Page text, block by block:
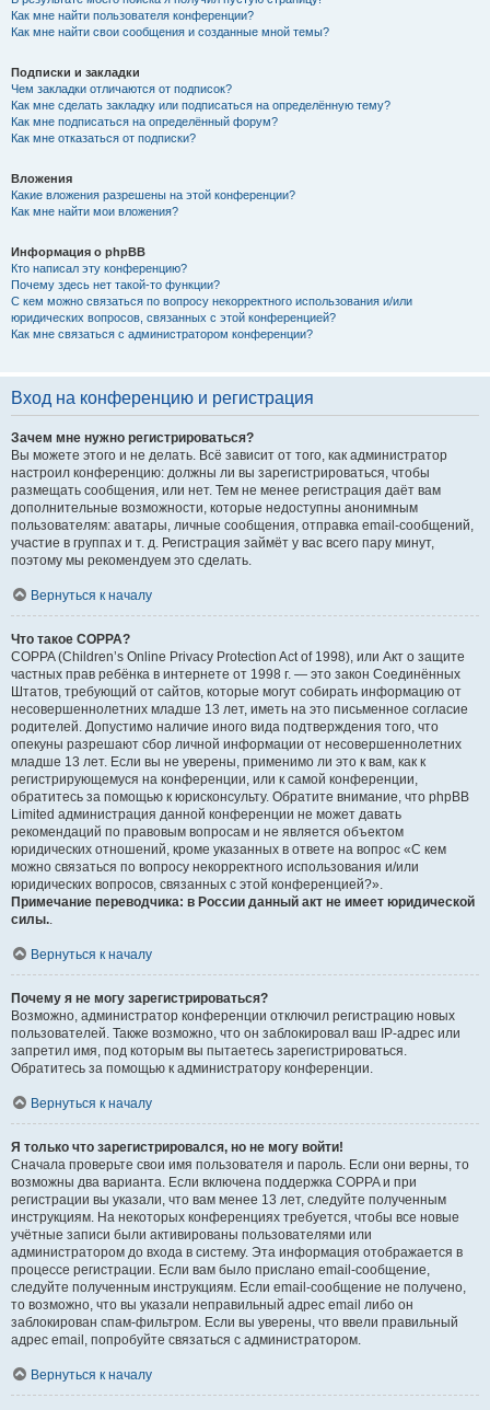
Как мне найти пользователя конференции?
Как мне найти свои сообщения и созданные мной темы?
Подписки и закладки
Чем закладки отличаются от подписок?
Как мне сделать закладку или подписаться на определённую тему?
Как мне подписаться на определённый форум?
Как мне отказаться от подписки?
Вложения
Какие вложения разрешены на этой конференции?
Как мне найти мои вложения?
Информация о phpBB
Кто написал эту конференцию?
Почему здесь нет такой-то функции?
С кем можно связаться по вопросу некорректного использования и/или
юридических вопросов, связанных с этой конференцией?
Как мне связаться с администратором конференции?
Вход на конференцию и регистрация
Зачем мне нужно регистрироваться?
Вы можете этого и не делать. Всё зависит от того, как администратор
настроил конференцию: должны ли вы зарегистрироваться, чтобы
размещать сообщения, или нет. Тем не менее регистрация даёт вам
дополнительные возможности, которые недоступны анонимным
пользователям: аватары, личные сообщения, отправка email-сообщений,
участие в группах и т. д. Регистрация займёт у вас всего пару минут,
поэтому мы рекомендуем это сделать.
Вернуться к началу
Что такое COPPA?
COPPA (Children’s Online Privacy Protection Act of 1998), или Акт о защите
частных прав ребёнка в интернете от 1998 г. — это закон Соединённых
Штатов, требующий от сайтов, которые могут собирать информацию от
несовершеннолетних младше 13 лет, иметь на это письменное согласие
родителей. Допустимо наличие иного вида подтверждения того, что
опекуны разрешают сбор личной информации от несовершеннолетних
младше 13 лет. Если вы не уверены, применимо ли это к вам, как к
регистрирующемуся на конференции, или к самой конференции,
обратитесь за помощью к юрисконсульту. Обратите внимание, что phpBB
Limited администрация данной конференции не может давать
рекомендаций по правовым вопросам и не является объектом
юридических отношений, кроме указанных в ответе на вопрос «С кем
можно связаться по вопросу некорректного использования и/или
юридических вопросов, связанных с этой конференцией?».
Примечание переводчика: в России данный акт не имеет юридической
силы..
Вернуться к началу
Почему я не могу зарегистрироваться?
Возможно, администратор конференции отключил регистрацию новых
пользователей. Также возможно, что он заблокировал ваш IP-адрес или
запретил имя, под которым вы пытаетесь зарегистрироваться.
Обратитесь за помощью к администратору конференции.
Вернуться к началу
Я только что зарегистрировался, но не могу войти!
Сначала проверьте свои имя пользователя и пароль. Если они верны, то
возможны два варианта. Если включена поддержка COPPA и при
регистрации вы указали, что вам менее 13 лет, следуйте полученным
инструкциям. На некоторых конференциях требуется, чтобы все новые
учётные записи были активированы пользователями или
администратором до входа в систему. Эта информация отображается в
процессе регистрации. Если вам было прислано email-сообщение,
следуйте полученным инструкциям. Если email-сообщение не получено,
то возможно, что вы указали неправильный адрес email либо он
заблокирован спам-фильтром. Если вы уверены, что ввели правильный
адрес email, попробуйте связаться с администратором.
Вернуться к началу